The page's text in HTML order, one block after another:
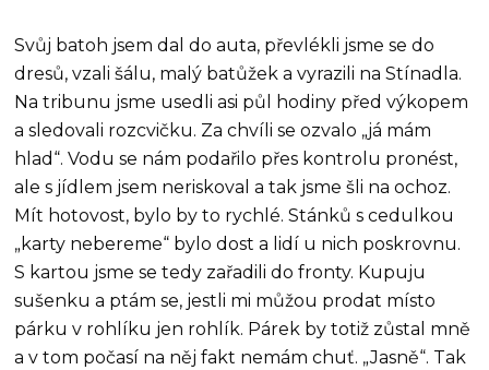
Svůj batoh jsem dal do auta, převlékli jsme se do
dresů, vzali šálu, malý batůžek a vyrazili na Stínadla.
Na tribunu jsme usedli asi půl hodiny před výkopem
a sledovali rozcvičku. Za chvíli se ozvalo „já mám
hlad“. Vodu se nám podařilo přes kontrolu pronést,
ale s jídlem jsem neriskoval a tak jsme šli na ochoz.
Mít hotovost, bylo by to rychlé. Stánků s cedulkou
„karty nebereme“ bylo dost a lidí u nich poskrovnu.
S kartou jsme se tedy zařadili do fronty. Kupuju
sušenku a ptám se, jestli mi můžou prodat místo
párku v rohlíku jen rohlík. Párek by totiž zůstal mně
a v tom počasí na něj fakt nemám chuť. „Jasně“. Tak